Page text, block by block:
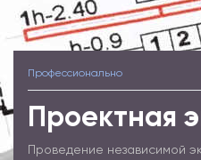
Профессионально
Проектная
Проведение независимой